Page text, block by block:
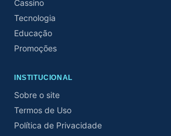
Cassino
Tecnologia
Educação
Promoções
INSTITUCIONAL
Sobre o site
Termos de Uso
Política de Privacidade